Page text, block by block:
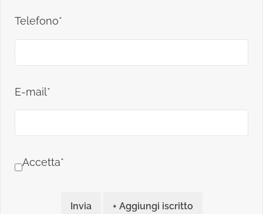
Telefono*
E-mail*
Accetta*
Invia + Aggiungi iscritto